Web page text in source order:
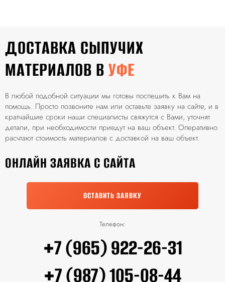
ДОСТАВКА СЫПУЧИХ
МАТЕРИАЛОВ ВУФЕ
В любой подобной ситуации мы готовы поспешить к Вам на
помощь. Просто позвоните нам или оставьте заявку на сайте, и в
кратчайшие сроки наши специалисты свяжутся с Вами, уточнят
детали, при необходимости приедут на ваш объект. Оперативно
расчтают стоимость материалов с доставкой на ваш объект.
ОНЛАЙН ЗАЯВКА С САЙТА
ОСТАВИТЬ ЗАЯВКУ
Телефон:
+7 (965) 922-26-31
+7 (987) 105-08-44